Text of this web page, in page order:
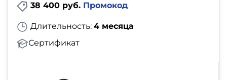
38 400 руб. Промокод
Длительность: 4 месяца
Сертификат